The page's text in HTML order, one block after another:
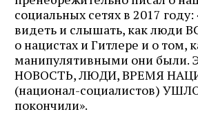
социальных сетях в 2017 году:
видеть и слышать, как люди
о нацистах и ​​Гитлере и о
манипулятивными они
НОВОСТЬ, ЛЮДИ, ВРЕМЯ
(национал-социалистов)
покончили».